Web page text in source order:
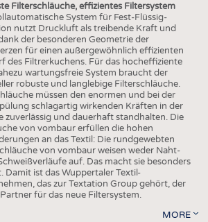
Filterschläuche, effizientes Filtersystem
System für Fest-Flüssig-
nutzt Druckluft als treibende Kraft und
der besonderen Geometrie der
für einen außergewöhnlich effizienten
des Filtrerkuchens. Für das hocheffiziente
wartungsfreie System braucht der
robuste und langlebige Filterschläuche.
müssen den enormen und bei der
schlagartig wirkenden Kräften in der
zuverlässig und dauerhaft standhalten. Die
von vombaur erfüllen die hohen
an das Textil: Die rundgewebten
von vombaur weisen weder Naht-
auf. Das macht sie besonders
Damit ist das Wuppertaler Textil-
das zur Textation Group gehört, der
für das neue Filtersystem.
MORE